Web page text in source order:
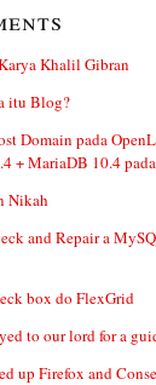
Khalil Gibran
itu Blog?
Domain pada
+ MariaDB 10.4
Nikah
and Repair a
box do FlexGrid
to our lord for a
up Firefox and